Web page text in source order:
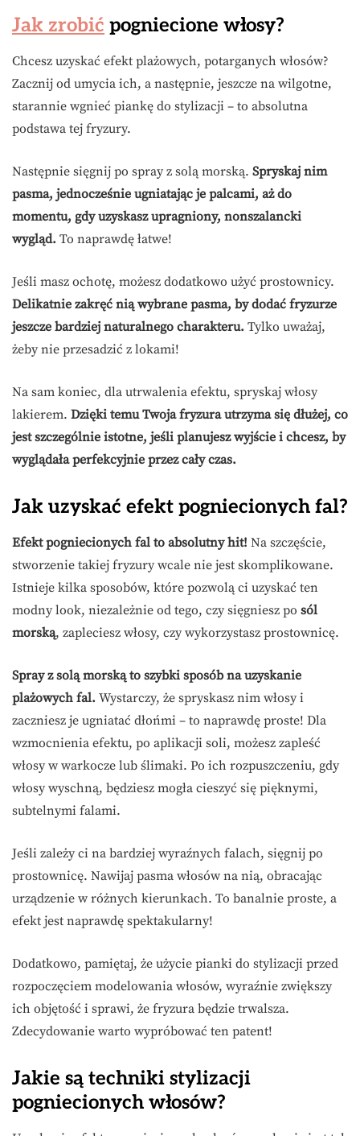
Jak zrobić pogniecione włosy?
Chcesz uzyskać efekt plażowych, potarganych włosów?
Zacznij od umycia ich, a następnie, jeszcze na wilgotne,
starannie wgnieć piankę do stylizacji – to absolutna
podstawa tej fryzury.
Następnie sięgnij po spray z solą morską. Spryskaj nim
pasma, jednocześnie ugniatając je palcami, aż do
momentu, gdy uzyskasz upragniony, nonszalancki
wygląd. To naprawdę łatwe!
Jeśli masz ochotę, możesz dodatkowo użyć prostownicy.
Delikatnie zakręć nią wybrane pasma, by dodać fryzurze
jeszcze bardziej naturalnego charakteru. Tylko uważaj,
żeby nie przesadzić z lokami!
Na sam koniec, dla utrwalenia efektu, spryskaj włosy
lakierem. Dzięki temu Twoja fryzura utrzyma się dłużej, co
jest szczególnie istotne, jeśli planujesz wyjście i chcesz, by
wyglądała perfekcyjnie przez cały czas.
Jak uzyskać efekt pogniecionych fal?
Efekt pogniecionych fal to absolutny hit! Na szczęście,
stworzenie takiej fryzury wcale nie jest skomplikowane.
Istnieje kilka sposobów, które pozwolą ci uzyskać ten
modny look, niezależnie od tego, czy sięgniesz po sól
morską, zapleciesz włosy, czy wykorzystasz prostownicę.
Spray z solą morską to szybki sposób na uzyskanie
plażowych fal. Wystarczy, że spryskasz nim włosy i
zaczniesz je ugniatać dłońmi – to naprawdę proste! Dla
wzmocnienia efektu, po aplikacji soli, możesz zapleść
włosy w warkocze lub ślimaki. Po ich rozpuszczeniu, gdy
włosy wyschną, będziesz mogła cieszyć się pięknymi,
subtelnymi falami.
Jeśli zależy ci na bardziej wyraźnych falach, sięgnij po
prostownicę. Nawijaj pasma włosów na nią, obracając
urządzenie w różnych kierunkach. To banalnie proste, a
efekt jest naprawdę spektakularny!
Dodatkowo, pamiętaj, że użycie pianki do stylizacji przed
rozpoczęciem modelowania włosów, wyraźnie zwiększy
ich objętość i sprawi, że fryzura będzie trwalsza.
Zdecydowanie warto wypróbować ten patent!
Jakie są techniki stylizacji
pogniecionych włosów?